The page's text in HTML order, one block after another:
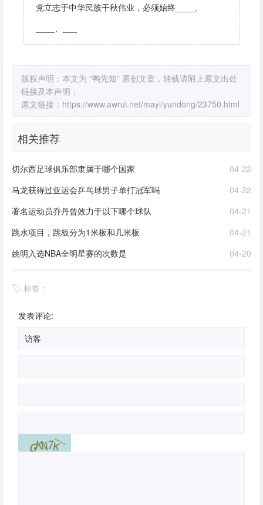
党立志于中华民族干秋伟业，必须始终____、
____、___
版权声明：本文为 “鸭先知” 原创文章，转载请附上原文出处
链接及本声明；
原文链接： https://www.awrui.net/mayi/yundong/23750.html
相关推荐
04-22
切尔西足球俱乐部隶属于哪个国家
04-22
马龙获得过亚运会乒乓球男子单打冠军吗
04-21
著名运动员乔丹曾效力于以下哪个球队
04-21
跳水项目，跳板分为1米板和几米板
04-20
姚明入选NBA全明星赛的次数是
标签：
发表评论: